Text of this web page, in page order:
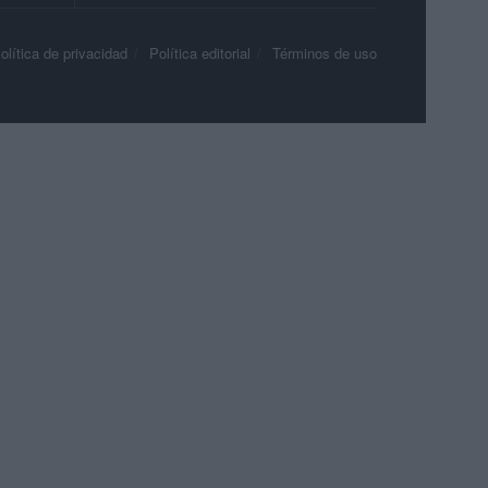
de privacidad Política editorial Términos de uso